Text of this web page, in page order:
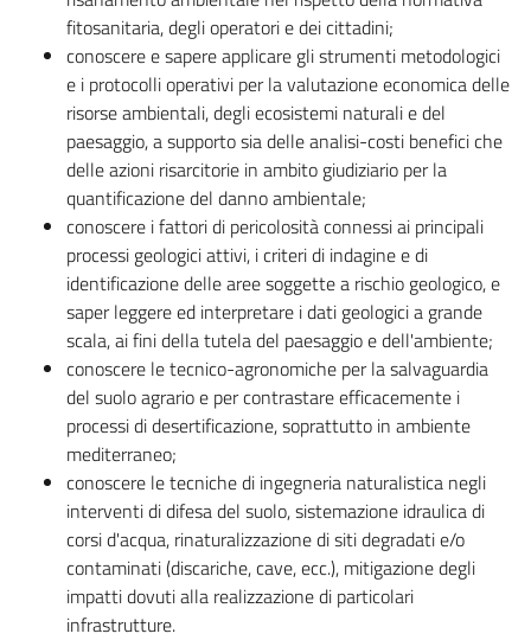
fitosanitaria, degli operatori e dei cittadini;
conoscere e sapere applicare gli strumenti metodologici
e i protocolli operativi per la valutazione economica delle
risorse ambientali, degli ecosistemi naturali e del
paesaggio, a supporto sia delle analisi-costi benefici che
delle azioni risarcitorie in ambito giudiziario per la
quantificazione del danno ambientale;
conoscere i fattori di pericolosità connessi ai principali
processi geologici attivi, i criteri di indagine e di
identificazione delle aree soggette a rischio geologico, e
saper leggere ed interpretare i dati geologici a grande
scala, ai fini della tutela del paesaggio e dell'ambiente;
conoscere le tecnico-agronomiche per la salvaguardia
del suolo agrario e per contrastare efficacemente i
processi di desertificazione, soprattutto in ambiente
mediterraneo;
conoscere le tecniche di ingegneria naturalistica negli
interventi di difesa del suolo, sistemazione idraulica di
corsi d'acqua, rinaturalizzazione di siti degradati e/o
contaminati (discariche, cave, ecc.), mitigazione degli
impatti dovuti alla realizzazione di particolari
infrastrutture.